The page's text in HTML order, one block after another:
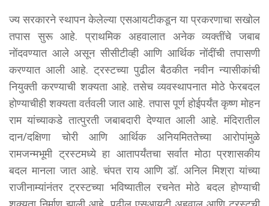
ज्य सरकारने स्थापन केलेल्या एसआयटीकडून या प्रकरणाचा सखोल
तपास सुरू आहे. प्राथमिक अहवालात अनेक व्यक्तींचे जबाब
नोंदवण्यात आले असून सीसीटीव्ही आणि आर्थिक नोंदींची तपासणी
करण्यात आली आहे. ट्रस्टच्या पुढील बैठकीत नवीन न्यासीकांची
नियुक्ती करण्याची शक्यता आहे. तसेच व्यवस्थापनात मोठे फेरबदल
होण्याचीही शक्यता वर्तवली जात आहे. तपास पूर्ण होईपर्यंत कृष्ण मोहन
राम यांच्याकडे तात्पुरती जबाबदारी देण्यात आली आहे. मंदिरातील
दान/दक्षिणा चोरी आणि आर्थिक अनियमिततेच्या आरोपांमुळे
रामजन्मभूमी ट्रस्टमध्ये हा आतापर्यंतचा सर्वात मोठा प्रशासकीय
बदल मानला जात आहे. चंपत राय आणि डॉ. अनिल मिश्रा यांच्या
राजीनाम्यांनंतर ट्रस्टच्या भविष्यातील रचनेत मोठे बदल होण्याची